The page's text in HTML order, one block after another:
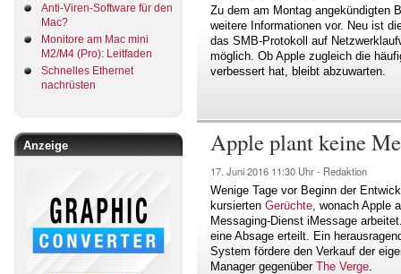
Anti-Viren-Software für den
Mac?
Monitore am Mac mini
M2/M4 (Pro): Leitfaden
Schnelles Ethernet
nachrüsten
Anzeige
Zu dem am Montag angekündigten
weitere Informationen vor. Neu ist
das SMB-Protokoll auf
möglich. Ob Apple zugleich die
verbessert hat, bleibt abzuwarten.
Apple plant keine
17. Juni 2016 11:30 Uhr - Redaktion
Wenige Tage vor Beginn der
kursierten Gerüchte , wonach Apple
Messaging-Dienst iMessage
eine Absage erteilt. Ein
System fördere den Verkauf der
Manager gegenüber The Verge